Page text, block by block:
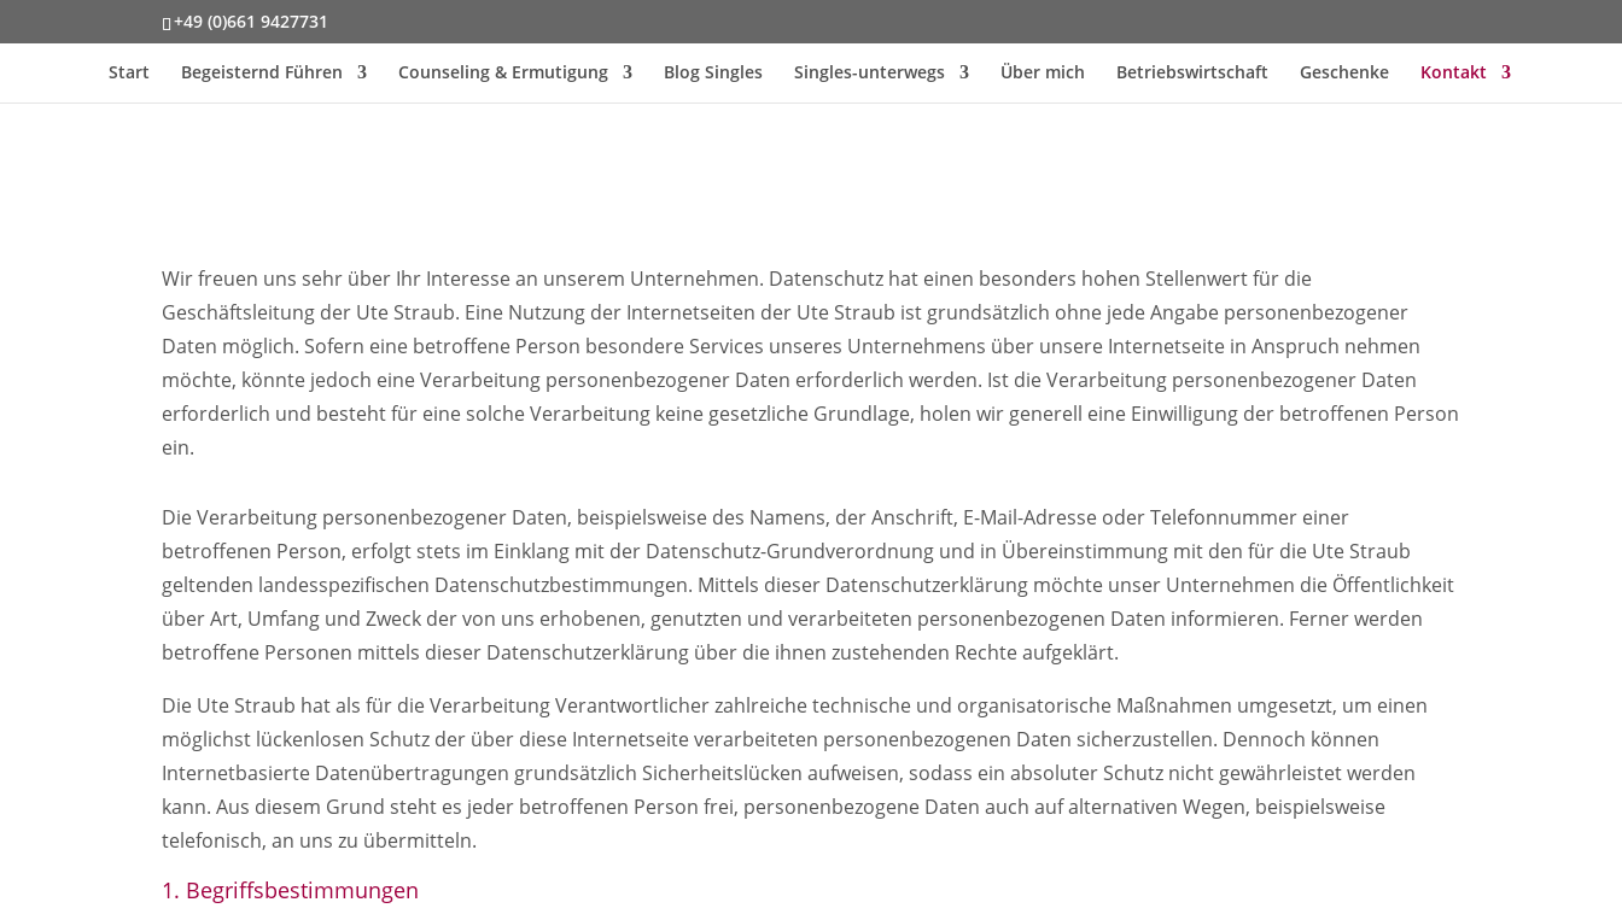
+49 (0)661 9427731
Start Begeisternd Führen Counseling & Ermutigung Blog Singles Singles-unterwegs Über mich Betriebswirtschaft Geschenke Kontakt
Wir freuen uns sehr über Ihr Interesse an unserem Unternehmen. Datenschutz hat einen besonders hohen Stellenwert für die
Geschäftsleitung der Ute Straub. Eine Nutzung der Internetseiten der Ute Straub ist grundsätzlich ohne jede Angabe personenbezogener
Daten möglich. Sofern eine betroffene Person besondere Services unseres Unternehmens über unsere Internetseite in Anspruch nehmen
möchte, könnte jedoch eine Verarbeitung personenbezogener Daten erforderlich werden. Ist die Verarbeitung personenbezogener Daten
erforderlich und besteht für eine solche Verarbeitung keine gesetzliche Grundlage, holen wir generell eine Einwilligung der betroffenen Person
ein.
Die Verarbeitung personenbezogener Daten, beispielsweise des Namens, der Anschrift, E-Mail-Adresse oder Telefonnummer einer
betroffenen Person, erfolgt stets im Einklang mit der Datenschutz-Grundverordnung und in Übereinstimmung mit den für die Ute Straub
geltenden landesspezifischen Datenschutzbestimmungen. Mittels dieser Datenschutzerklärung möchte unser Unternehmen die Öffentlichkeit
über Art, Umfang und Zweck der von uns erhobenen, genutzten und verarbeiteten personenbezogenen Daten informieren. Ferner werden
betroffene Personen mittels dieser Datenschutzerklärung über die ihnen zustehenden Rechte aufgeklärt.
Die Ute Straub hat als für die Verarbeitung Verantwortlicher zahlreiche technische und organisatorische Maßnahmen umgesetzt, um einen
möglichst lückenlosen Schutz der über diese Internetseite verarbeiteten personenbezogenen Daten sicherzustellen. Dennoch können
Internetbasierte Datenübertragungen grundsätzlich Sicherheitslücken aufweisen, sodass ein absoluter Schutz nicht gewährleistet werden
kann. Aus diesem Grund steht es jeder betroffenen Person frei, personenbezogene Daten auch auf alternativen Wegen, beispielsweise
telefonisch, an uns zu übermitteln.
1. Begriffsbestimmungen